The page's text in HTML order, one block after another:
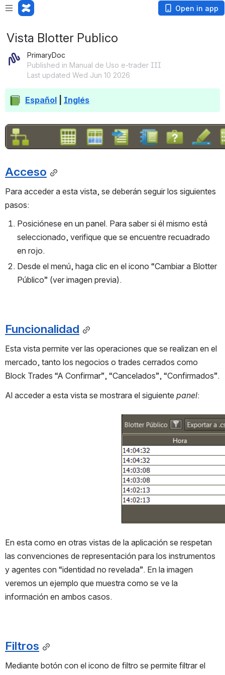
Open in app
Vista Blotter Publico
PrimaryDoc
Published in Manual de Uso e-trader III
Last updated Wed Jun 10 2026
Español Inglés
Open
Acceso
Para acceder a esta vista, se deberán seguir los siguientes
pasos:
Posiciónese en un panel. Para saber si él mismo está
seleccionado, verifique que se encuentre recuadrado
en rojo.
Desde el menú, haga clic en el icono “Cambiar a Blotter
Público” (ver imagen previa).
Funcionalidad
Esta vista permite ver las operaciones que se realizan en el
mercado, tanto los negocios o trades cerrados como
Block Trades “A Confirmar”, “Cancelados”, “Confirmados”.
Al acceder a esta vista se mostrara el siguiente panel:
En esta como en otras vistas de la aplicación se respetan
las convenciones de representación para los instrumentos
y agentes con “identidad no revelada”. En la imagen
veremos un ejemplo que muestra como se ve la
información en ambos casos.
Filtros
Mediante botón con el icono de filtro se permite filtrar el